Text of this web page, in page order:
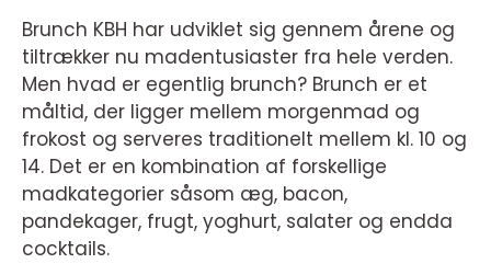
Brunch KBH har udviklet sig gennem årene og
tiltrækker nu madentusiaster fra hele verden.
Men hvad er egentlig brunch? Brunch er et
måltid, der ligger mellem morgenmad og
frokost og serveres traditionelt mellem kl. 10 og
14. Det er en kombination af forskellige
madkategorier såsom æg, bacon,
pandekager, frugt, yoghurt, salater og endda
cocktails.